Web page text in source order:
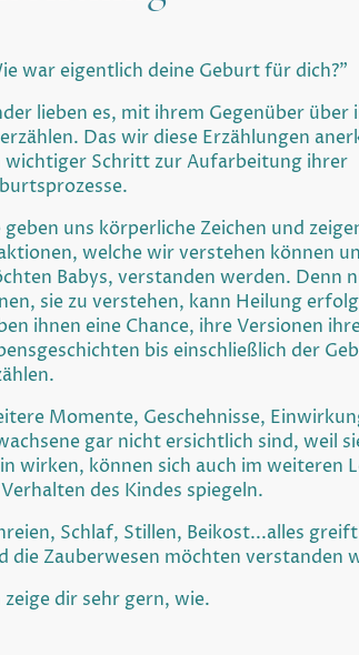
war eigentlich deine Geburt für dich?"
lieben es, mit ihrem Gegenüber über
Das wir diese Erzählungen
wichtiger Schritt zur Aufarbeitung ihrer
geben uns körperliche Zeichen und
welche wir verstehen können
Babys, verstanden werden. Denn
sie zu verstehen, kann Heilung
ihnen eine Chance, ihre Versionen
bis einschließlich der
Momente, Geschehnisse,
gar nicht ersichtlich sind, weil
wirken, können sich auch im weiteren
des Kindes spiegeln.
Schlaf, Stillen, Beikost...alles
die Zauberwesen möchten verstanden
zeige dir sehr gern, wie.